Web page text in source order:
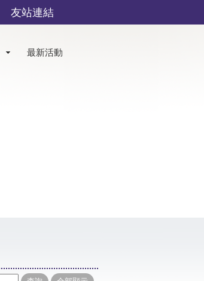
友站連結
最新活動